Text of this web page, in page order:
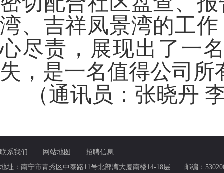
湾、吉祥凤景湾的工
心尽责，展现出了一
失，是一名值得公司
（通讯员：张晓丹
联系我们 网站地图
招聘信息
地址：南宁市青秀区中泰路11号北部湾大厦南楼14-18层 邮编：